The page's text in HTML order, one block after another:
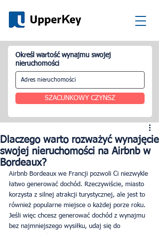
Określ wartość wynajmu swojej
nieruchomości
SZACUNKOWY CZYNSZ
Dlaczego warto rozważyć wynajęcie
swojej nieruchomości na Airbnb w
Bordeaux?
Airbnb Bordeaux we Francji pozwoli Ci niezwykle
łatwo generować dochód. Rzeczywiście, miasto
korzysta z silnej atrakcji turystycznej, ale jest to
również popularne miejsce o każdej porze roku.
Jeśli więc chcesz generować dochód z wynajmu
bez najmniejszego wysiłku, udaj się do